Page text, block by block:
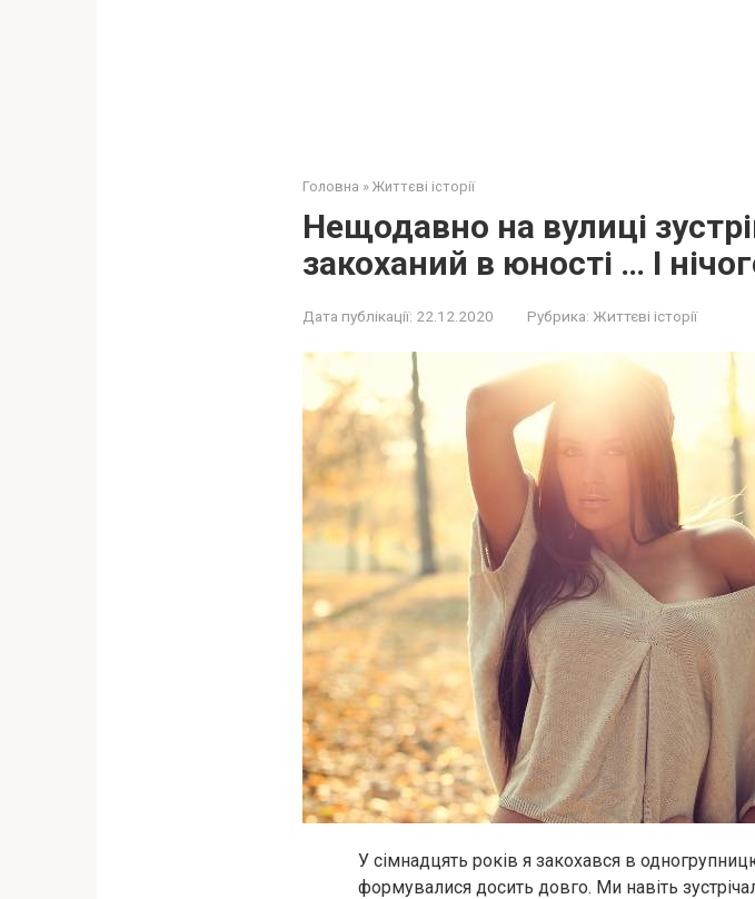
Головна » Життєві історії
Нещодавно на вулиці
закоханий в юності … І
Дата публікації: 22.12.2020 Рубрика: Життєві історії
У сімнадцять років я закохався в
формувалися досить довго. Ми навіть